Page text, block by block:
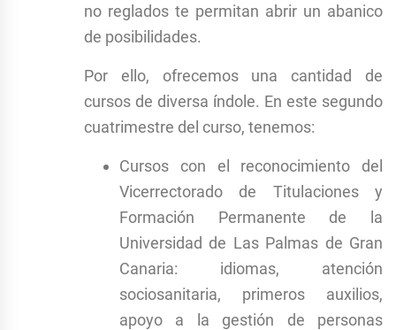
no reglados te permitan abrir un abanico
de posibilidades.
Por ello, ofrecemos una cantidad de
cursos de diversa índole. En este segundo
cuatrimestre del curso, tenemos:
Cursos con el reconocimiento del
Vicerrectorado de Titulaciones y
Formación Permanente de la
Universidad de Las Palmas de Gran
Canaria: idiomas, atención
sociosanitaria, primeros auxilios,
apoyo a la gestión de personas